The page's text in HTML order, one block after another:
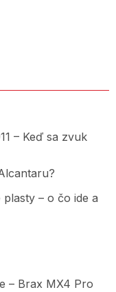
– Keď sa zvuk
– o čo ide a
– Brax MX4 Pro